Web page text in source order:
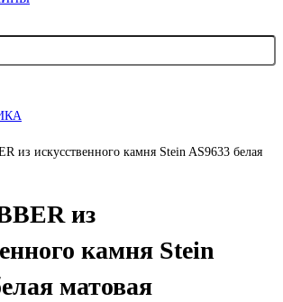
из искусственного камня Stein AS9633 белая
из
камня Stein
матовая